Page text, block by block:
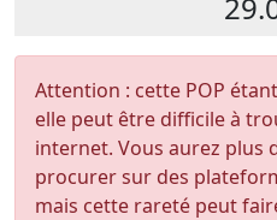
Attention : cette POP
elle peut être difficile à
internet. Vous aurez plus
procurer sur des
mais cette rareté peut